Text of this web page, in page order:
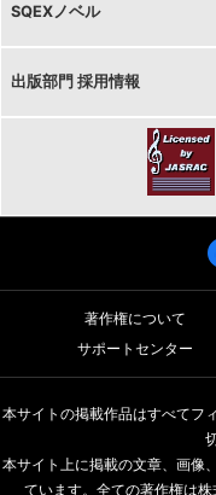
SQEXノベル
出版部門 採用情報
著作権について
サポートセンター
本サイトの掲載作品はすべてフ
本サイト上に掲載の文章、画像
ています。全ての著作権は株